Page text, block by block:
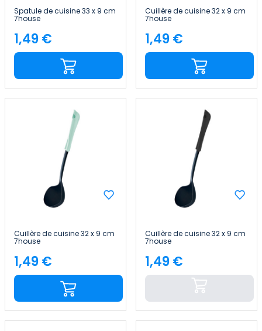
Spatule de cuisine 33 x 9 cm
7house
Price
1,49 €
Cuillère de cuisine 32 x 9 cm
7house
Price
1,49 €
Cuillère de cuisine 32 x 9 cm
7house
Price
1,49 €
Cuillère de cuisine 32 x 9 cm
7house
Price
1,49 €